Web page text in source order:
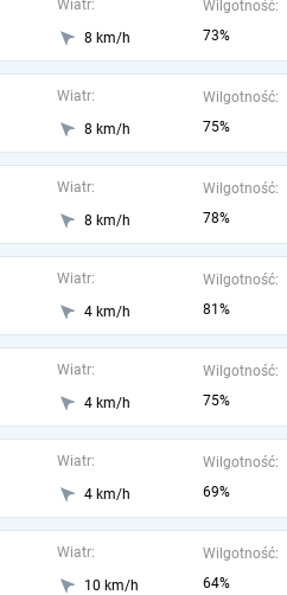
Wiatr:
8 km/h
Wilgotność:
73%
Wiatr:
8 km/h
Wilgotność:
75%
Wiatr:
8 km/h
Wilgotność:
78%
Wiatr:
4 km/h
Wilgotność:
81%
Wiatr:
4 km/h
Wilgotność:
75%
Wiatr:
4 km/h
Wilgotność:
69%
Wiatr:
10 km/h
Wilgotność:
64%